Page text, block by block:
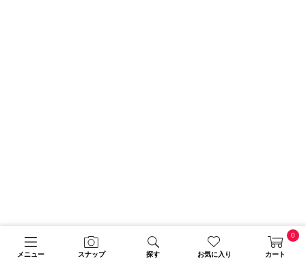
メニュー スナップ 探す お気に入り カート
0